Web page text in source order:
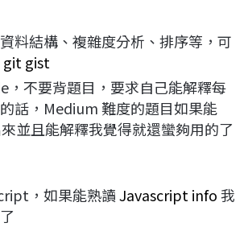
料結構、複雜度分析、排序等，可
git gist
，不要背題目，要求自己能解釋每
話，Medium 難度的題目如果能
並且能解釋我覺得就還蠻夠用的了
，如果能熟讀Javascript info我